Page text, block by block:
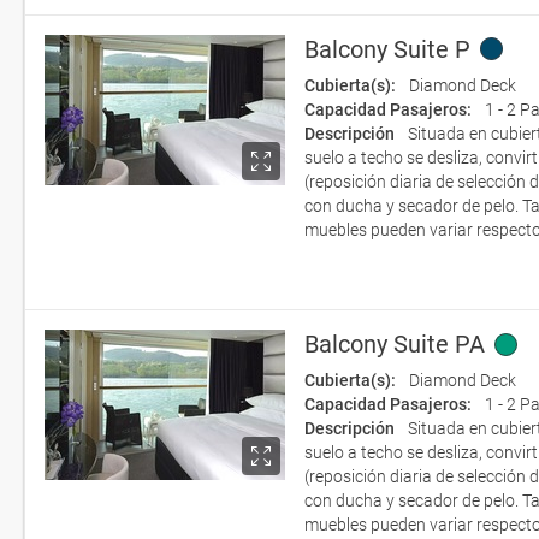
Balcony Suite P
Cubierta(s):
Diamond Deck
Capacidad Pasajeros:
1 - 2
Descripción
Situada en
suelo a techo se desliza,
(reposición diaria de selección
con ducha y secador de pelo.
muebles pueden variar
Balcony Suite PA
Cubierta(s):
Diamond Deck
Capacidad Pasajeros:
1 - 2
Descripción
Situada en
suelo a techo se desliza,
(reposición diaria de selección
con ducha y secador de pelo.
muebles pueden variar